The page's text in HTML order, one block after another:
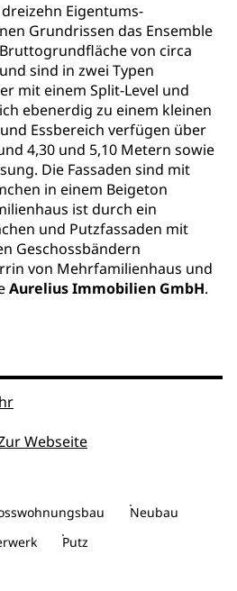
Eigentums-
Grundrissen das Ensemble
von circa
sind in zwei Typen
mit einem Split-Level und
ebenerdig zu einem kleinen
Essbereich verfügen über
4,30 und 5,10 Metern sowie
Die Fassaden sind mit
in einem Beigeton
ist durch ein
und Putzfassaden mit
Geschossbändern
von Mehrfamilienhaus und
Aurelius Immobilien GmbH.
Webseite
Neubau
Putz